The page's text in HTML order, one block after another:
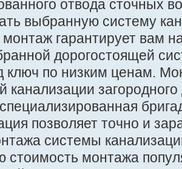
отвода сточных
выбранную систему
гарантирует вам
дорогостоящей
ключ по низким ценам.
канализации
позволяет точно и
системы
стоимость монтажа